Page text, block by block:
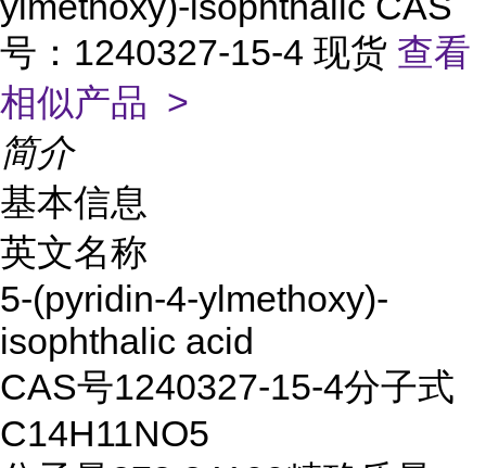
号：1240327-15-4 现货 查看
相似产品 >
简介
基本信息
英文名称
5-(pyridin-4-ylmethoxy)-
isophthalic acid
CAS号1240327-15-4分子式
C14H11NO5